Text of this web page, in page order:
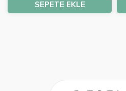
SEPETE EKLE